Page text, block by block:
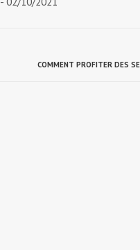
COMMENT PROFITER DES